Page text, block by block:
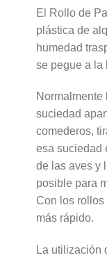
El Rollo de
plástica de
humedad
se pegue a la
Normalmente
suciedad
comederos,
esa suciedad
de las aves y
posible para
Con los
más rápido.
La utilización